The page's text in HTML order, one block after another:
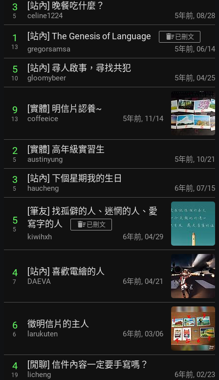
3
5
[站內] 晚餐吃什麼？
celine1224 5年前, 08/28
1
13
[站內] The Genesis of Language 已刪文
gregorsamsa 5年前, 06/14
5
10
[站內] 尋人啟事，尋找共犯
gloomybeer 5年前, 04/25
9
13
[實體] 明信片認養~
coffeeice 5年前, 11/14
2
5
[實體] 高年級實習生
austinyung 5年前, 10/21
3
5
[站內] 下個星期我的生日
haucheng 6年前, 07/15
5
5
[筆友] 找孤僻的人、迷惘的人、愛
寫字的人
已刪文
kiwihxh 6年前, 04/29
4
7
[站內] 喜歡電繪的人
DAEVA 6年前, 04/21
6
6
徵明信片的主人
larukuten 6年前, 03/06
4
19
[閒聊] 信件內容一定要手寫嗎？
licheng 6年前, 02/23